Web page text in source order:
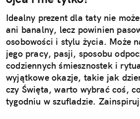
Idealny prezent dla taty nie
ani banalny, lecz powinien
osobowości i stylu życia. Może
jego pracy, pasji, sposobu
codziennych śmiesznostek i
wyjątkowe okazje, takie jak
czy Święta, warto wybrać coś,
tygodniu w szufladzie.